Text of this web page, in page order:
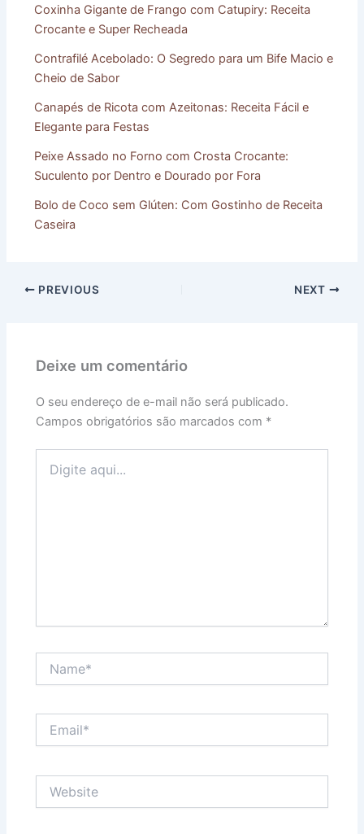
Coxinha Gigante de Frango com Catupiry: Receita
Crocante e Super Recheada
Contrafilé Acebolado: O Segredo para um Bife Macio e
Cheio de Sabor
Canapés de Ricota com Azeitonas: Receita Fácil e
Elegante para Festas
Peixe Assado no Forno com Crosta Crocante:
Suculento por Dentro e Dourado por Fora
Bolo de Coco sem Glúten: Com Gostinho de Receita
Caseira
PREVIOUS NEXT
Deixe um comentário
O seu endereço de e-mail não será publicado.
Campos obrigatórios são marcados com *
aqui...